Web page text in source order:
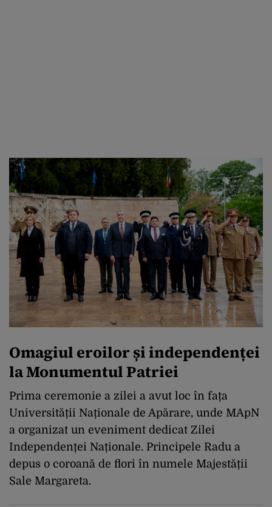
Omagiul eroilor și independenței
la Monumentul Patriei
Prima ceremonie a zilei a avut loc în fața
Universității Naționale de Apărare, unde MApN
a organizat un eveniment dedicat Zilei
Independenței Naționale. Principele Radu a
depus o coroană de flori în numele Majestății
Sale Margareta.